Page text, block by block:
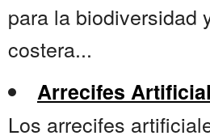
para la biodiversidad
costera...
Arrecifes
Los arrecifes